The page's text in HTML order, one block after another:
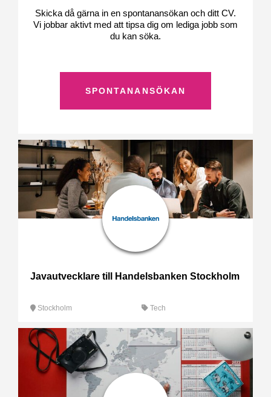
Skicka då gärna in en spontanansökan och ditt CV.
Vi jobbar aktivt med att tipsa dig om lediga jobb som
du kan söka.
SPONTANANSÖKAN
Javautvecklare till Handelsbanken Stockholm
Stockholm Tech